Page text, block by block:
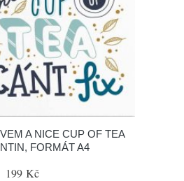
A NICE CUP OF TEA
FORMÁT A4
199 Kč